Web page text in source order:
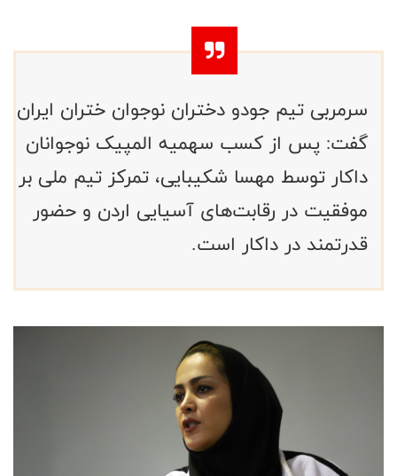
سرمربی تیم جودو دختران نوجوان ختران ایران
گفت: پس از کسب سهمیه المپیک نوجوانان
داکار توسط مهسا شکیبایی، تمرکز تیم ملی بر
موفقیت در رقابت‌های آسیایی اردن و حضور
قدرتمند در داکار است.